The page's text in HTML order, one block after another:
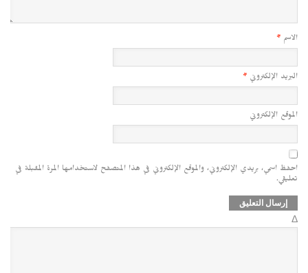
الاسم *
البريد الإلكتروني *
الموقع الإلكتروني
احفظ اسمي، بريدي الإلكتروني، والموقع الإلكتروني في هذا المتصفح لاستخدامها المرة المقبلة في
تعليقي.
Δ